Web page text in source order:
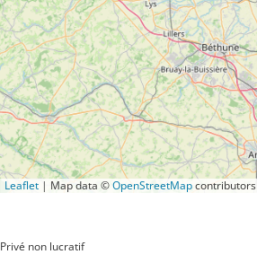
Leaflet | Map data ©OpenStreetMapcontributors
Privé non lucratif